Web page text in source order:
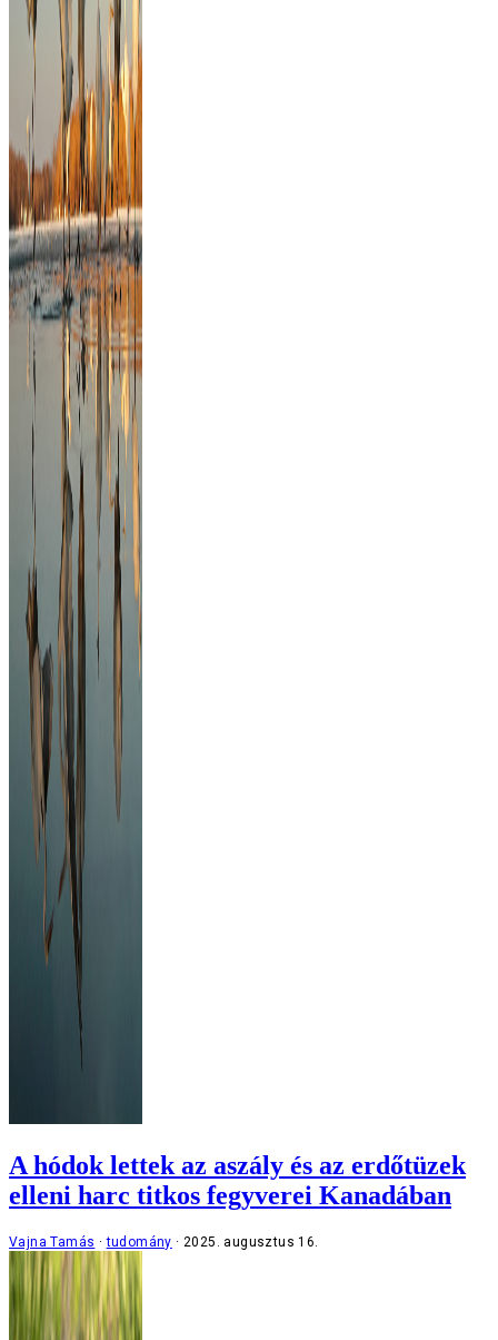
A hódok lettek az aszály és az erdőtüzek
elleni harc titkos fegyverei Kanadában
Vajna Tamás tudomány 2025. augusztus 16.